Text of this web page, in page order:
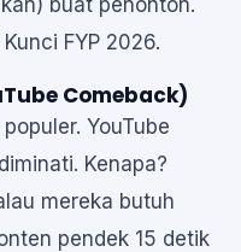
buat penonton.
FYP 2026.
Comeback)
YouTube
Kenapa?
mereka butuh
pendek 15 detik